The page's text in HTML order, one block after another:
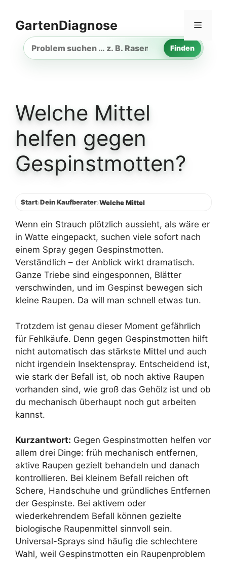
Inhalt
springen
GartenDiagnose Menü
Gartenproblem
Finden
Welche Mittel
helfen gegen
Gespinstmotten?
Start›Dein Kaufberater›Welche Mittel
Wenn ein Strauch plötzlich aussieht, als wäre er
in Watte eingepackt, suchen viele sofort nach
einem Spray gegen Gespinstmotten.
Verständlich – der Anblick wirkt dramatisch.
Ganze Triebe sind eingesponnen, Blätter
verschwinden, und im Gespinst bewegen sich
kleine Raupen. Da will man schnell etwas tun.
Trotzdem ist genau dieser Moment gefährlich
für Fehlkäufe. Denn gegen Gespinstmotten hilft
nicht automatisch das stärkste Mittel und auch
nicht irgendein Insektenspray. Entscheidend ist,
wie stark der Befall ist, ob noch aktive Raupen
vorhanden sind, wie groß das Gehölz ist und ob
du mechanisch überhaupt noch gut arbeiten
kannst.
Kurzantwort: Gegen Gespinstmotten helfen vor
allem drei Dinge: früh mechanisch entfernen,
aktive Raupen gezielt behandeln und danach
kontrollieren. Bei kleinem Befall reichen oft
Schere, Handschuhe und gründliches Entfernen
der Gespinste. Bei aktivem oder
wiederkehrendem Befall können gezielte
biologische Raupenmittel sinnvoll sein.
Universal-Sprays sind häufig die schlechtere
Wahl, weil Gespinstmotten ein Raupenproblem